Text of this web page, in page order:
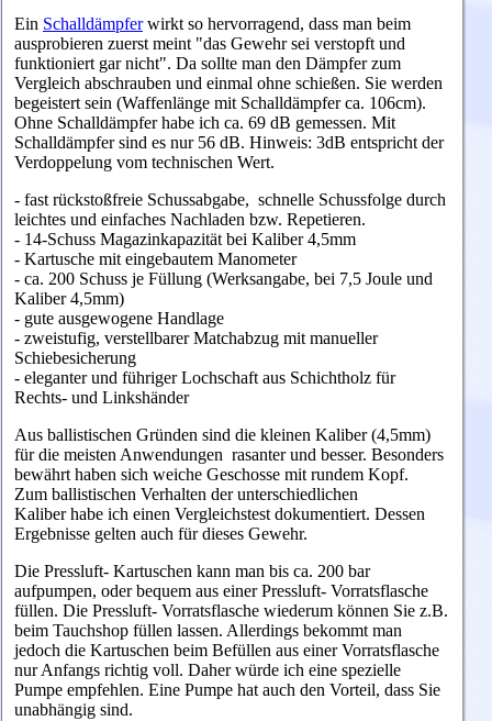
Ein Schalldämpferwirkt so hervorragend, dass man beim
ausprobieren zuerst meint "das Gewehr sei verstopft und
funktioniert gar nicht". Da sollte man den Dämpfer zum
Vergleich abschrauben und einmal ohne schießen. Sie werden
begeistert sein (Waffenlänge mit Schalldämpfer ca. 106cm).
Ohne Schalldämpfer habe ich ca. 69 dB gemessen. Mit
Schalldämpfer sind es nur 56 dB. Hinweis: 3dB entspricht der
Verdoppelung vom technischen Wert.
- fast rückstoßfreie Schussabgabe, schnelle Schussfolge durch
leichtes und einfaches Nachladen bzw. Repetieren.
- 14-Schuss Magazinkapazität bei Kaliber 4,5mm
- Kartusche mit eingebautem Manometer
- ca. 200 Schuss je Füllung (Werksangabe, bei 7,5 Joule und
Kaliber 4,5mm)
- gute ausgewogene Handlage
- zweistufig, verstellbarer Matchabzug mit manueller
Schiebesicherung
- eleganter und führiger Lochschaft aus Schichtholz für
Rechts- und Linkshänder
Aus ballistischen Gründen sind die kleinen Kaliber (4,5mm)
für die meisten Anwendungen rasanter und besser. Besonders
bewährt haben sich weiche Geschosse mit rundem Kopf.
Zum ballistischen Verhalten der unterschiedlichen
Kaliberhabe ich einen Vergleichstest dokumentiert. Dessen
Ergebnisse gelten auch für dieses Gewehr.
Die Pressluft- Kartuschen kann man bis ca. 200 bar
aufpumpen, oder bequem aus einer Pressluft- Vorratsflasche
füllen. Die Pressluft- Vorratsflasche wiederum können Sie z.B.
beim Tauchshop füllen lassen. Allerdings bekommt man
jedoch die Kartuschen beim Befüllen aus einer Vorratsflasche
nur Anfangs richtig voll. Daher würde ich eine spezielle
Pumpe empfehlen. Eine Pumpe hat auch den Vorteil, dass Sie
unabhängig sind.